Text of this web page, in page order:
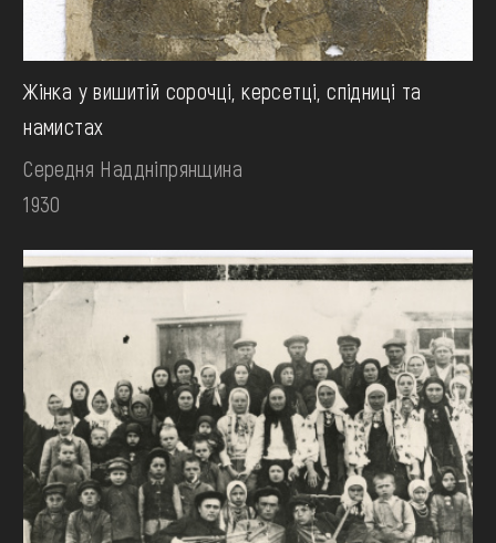
Жінка у вишитій сорочці, керсетці, спідниці та
намистах
Середня Наддніпрянщина
1930